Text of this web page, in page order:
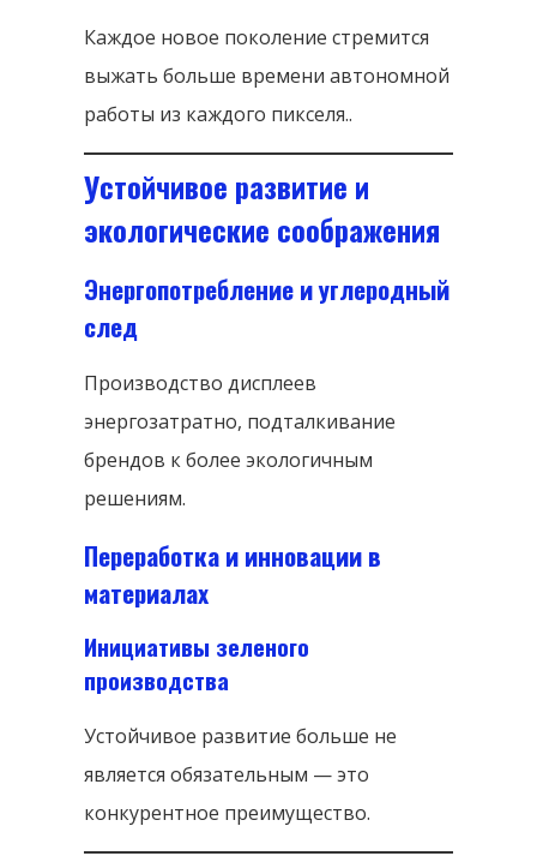
Каждое новое поколение стремится
выжать больше времени автономной
работы из каждого пикселя..
Устойчивое развитие и
экологические соображения
Энергопотребление и углеродный
след
Производство дисплеев
энергозатратно, подталкивание
брендов к более экологичным
решениям.
Переработка и инновации в
материалах
Инициативы зеленого
производства
Устойчивое развитие больше не
является обязательным — это
конкурентное преимущество.